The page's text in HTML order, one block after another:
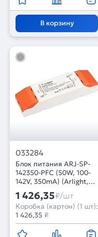
В корзину
033284
Блок питания ARJ-SP-
142350-PFC (50W, 100-
142V, 350mA) (Arlight,
IP20 Пластик, 5 лет)
1 426,35₽/шт
Коробка (картон) (1 шт):
1 426,35 ₽